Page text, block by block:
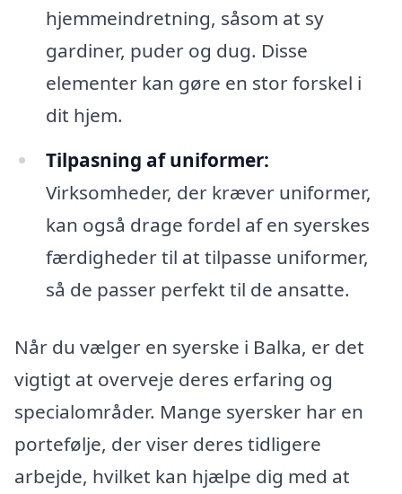
hjemmeindretning, såsom at sy
gardiner, puder og dug. Disse
elementer kan gøre en stor forskel i
dit hjem.
Tilpasning af uniformer:
Virksomheder, der kræver uniformer,
kan også drage fordel af en syerskes
færdigheder til at tilpasse uniformer,
så de passer perfekt til de ansatte.
Når du vælger en syerske i Balka, er det
vigtigt at overveje deres erfaring og
specialområder. Mange syersker har en
portefølje, der viser deres tidligere
arbejde, hvilket kan hjælpe dig med at